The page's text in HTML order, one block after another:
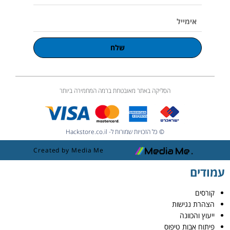
שלח
הסליקה באתר מאובטחת ברמה המחמירה ביותר
© כל הזכויות שמורות ל- Hackstore.co.il
Created by Media Me
עמודים
קורסים
הצהרת נגישות
ייעוץ והכוונה
פיתוח אבות טיפוס